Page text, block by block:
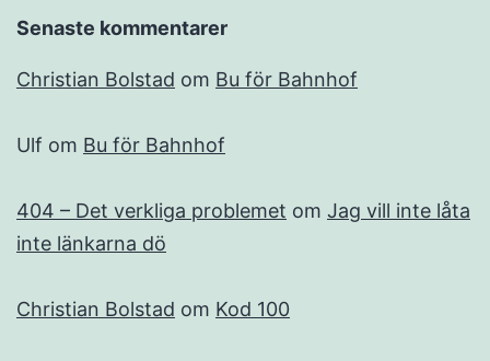
Senaste kommentarer
Christian Bolstad om Bu för Bahnhof
Ulf om Bu för Bahnhof
404 – Det verkliga problemet om Jag vill inte låta
inte länkarna dö
Christian Bolstad om Kod 100